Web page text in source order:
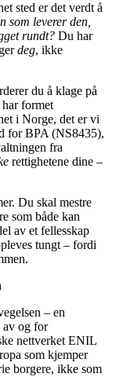
sted er det verdt å
som leverer den,
rundt? Du har
deg, ikke
du å klage på
formet
i Norge, det er vi
for BPA (NS8435),
fra
rettighetene dine –
Du skal mestre
som både kan
av et fellesskap
tungt – fordi
– en
av og for
nettverket ENIL
som kjemper
borgere, ikke som